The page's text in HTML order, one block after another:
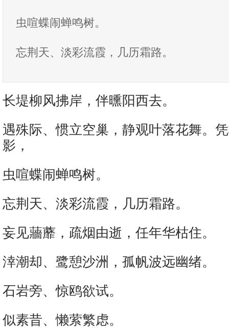
虫喧蝶闹蝉鸣树。
忘荆天、淡彩流霞，几历霜路。
长堤柳风拂岸，伴曛阳西去。
遇殊际、惯立空巢，静观叶落花舞。
影，
虫喧蝶闹蝉鸣树。
忘荆天、淡彩流霞，几历霜路。
妄见蘠蘼，疏烟由逝，任年华枯住。
涬潮却、鹭憩沙洲，孤帆波远幽绪。
石岩旁、惊鸥欲试。
似素昔、懒萦繁虑。